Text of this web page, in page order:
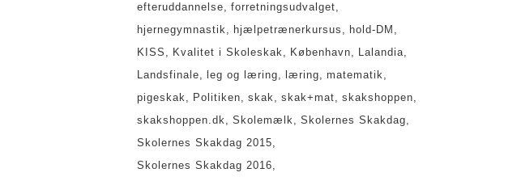
efteruddannelse
forretningsudvalget
hjernegymnastik
hjælpetrænerkursus
hold-DM
KISS
Kvalitet i Skoleskak København
Lalandia
Landsfinale
leg og læring læring
matematik
pigeskak
Politiken skak skak+mat
skakshoppen
skakshoppen.dk
Skolemælk
Skolernes Skakdag
Skolernes Skakdag 2015
Skolernes Skakdag 2016